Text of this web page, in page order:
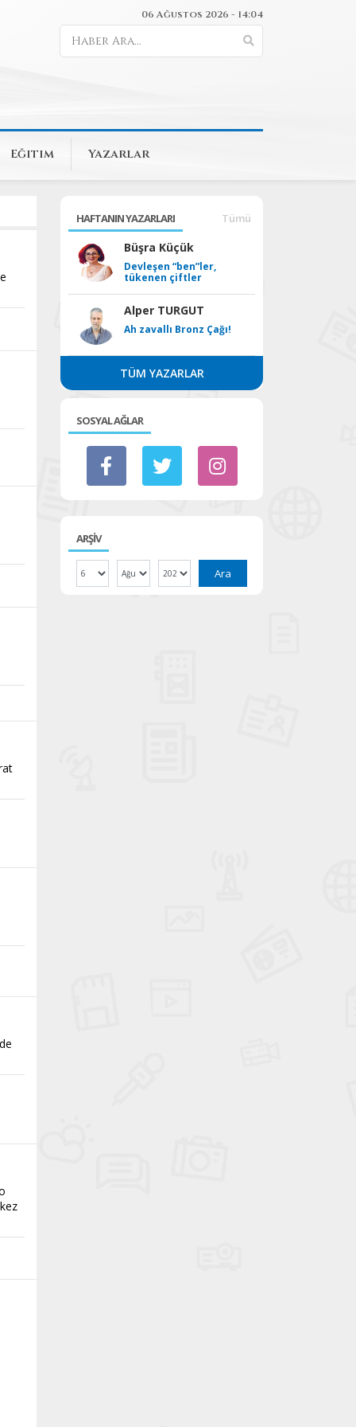
06 Ağustos 2026 - 14:04
Eğitim Yazarlar
HAFTANIN YAZARLARI Tümü
Büşra Küçük
Devleşen “ben”ler,
tükenen çiftler
Alper TURGUT
Ah zavallı Bronz Çağı!
TÜM YAZARLAR
SOSYAL AĞLAR
ARŞİV
Ara